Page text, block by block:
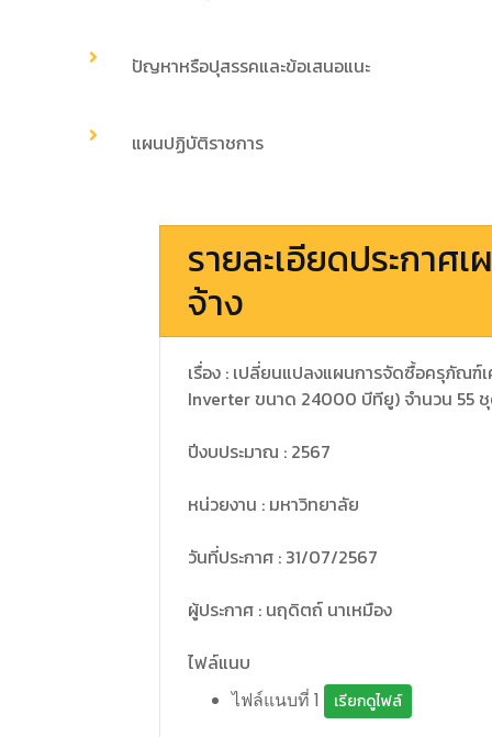
ปัญหาหรือปุสรรคและข้อเสนอแนะ
แผนปฏิบัติราชการ
รายละเอียดประกา
จ้าง
เรื่อง : เปลี่ยนแปลงแผนการจัดซื้อครุภัณฑ์
Inverter ขนาด 24000 บีทียู) จำนวน 55
ปีงบประมาณ : 2567
หน่วยงาน : มหาวิทยาลัย
วันที่ประกาศ : 31/07/2567
ผู้ประกาศ : นฤดิตถ์ นาเหมือง
ไฟล์แนบ
ไฟล์แนบที่ 1 เรียกดูไฟล์